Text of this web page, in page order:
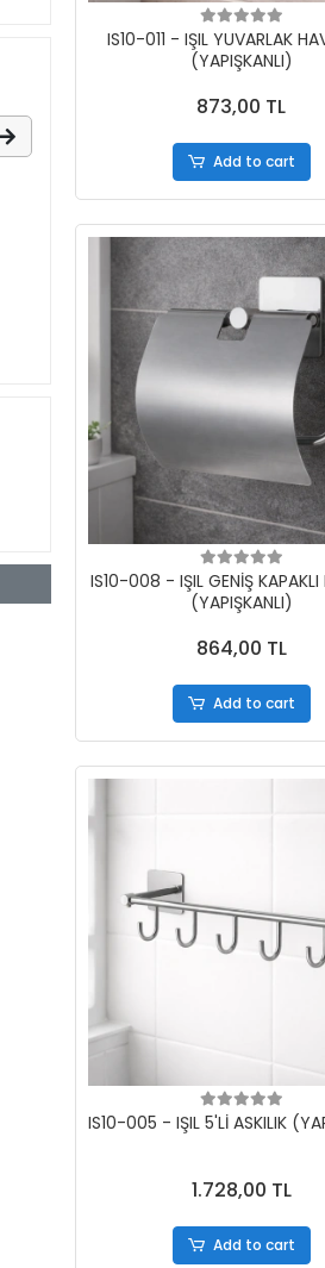
IS10-011 - IŞIL YUVARLAK
(YAPIŞKANLI)
873,00 TL
Add to cart
IS10-008 - IŞIL GENİŞ KAPAKLI
(YAPIŞKANLI)
864,00 TL
Add to cart
IS10-005 - IŞIL 5'Lİ ASKILIK
1.728,00 TL
Add to cart